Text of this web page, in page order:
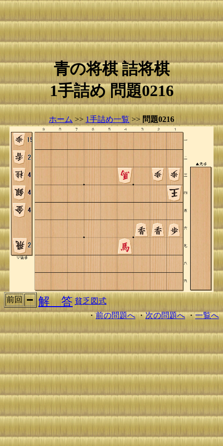
青の将棋 詰将棋
1手詰め 問題0216
ホーム >> 1手詰め一覧 >> 問題0216
前回 解 答 貧乏図式
・前の問題へ・次の問題へ・一覧へ